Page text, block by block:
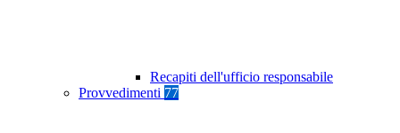
Recapiti dell'ufficio responsabile
Provvedimenti 77